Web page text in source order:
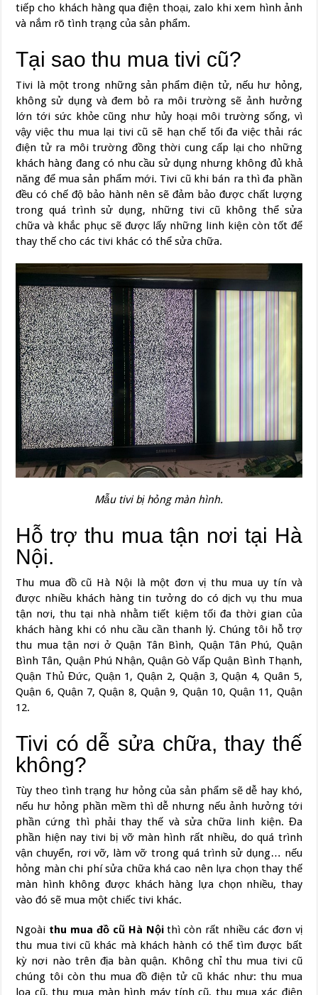
tiếp cho khách hàng qua điện thoại, zalo khi xem hình ảnh
và nắm rõ tình trạng của sản phẩm.
Tại sao thu mua tivi cũ?
Tivi là một trong những sản phẩm điện tử, nếu hư hỏng,
không sử dụng và đem bỏ ra môi trường sẽ ảnh hưởng
lớn tới sức khỏe cũng như hủy hoại môi trường sống, vì
vậy việc thu mua lại tivi cũ sẽ hạn chế tối đa việc thải rác
điện tử ra môi trường đồng thời cung cấp lại cho những
khách hàng đang có nhu cầu sử dụng nhưng không đủ khả
năng để mua sản phẩm mới. Tivi cũ khi bán ra thì đa phần
đều có chế độ bảo hành nên sẽ đảm bảo được chất lượng
trong quá trình sử dụng, những tivi cũ không thể sửa
chữa và khắc phục sẽ được lấy những linh kiện còn tốt để
thay thế cho các tivi khác có thể sửa chữa.
Mẫu tivi bị hỏng màn hình.
Hỗ trợ thu mua tận nơi tại Hà
Nội.
Thu mua đồ cũ Hà Nội là một đơn vị thu mua uy tín và
được nhiều khách hàng tin tưởng do có dịch vụ thu mua
tận nơi, thu tại nhà nhằm tiết kiệm tối đa thời gian của
khách hàng khi có nhu cầu cần thanh lý. Chúng tôi hỗ trợ
thu mua tận nơi ở Quận Tân Bình, Quận Tân Phú, Quận
Bình Tân, Quận Phú Nhận, Quận Gò Vấp Quận Bình Thạnh,
Quận Thủ Đức, Quận 1, Quận 2, Quận 3, Quận 4, Quân 5,
Quận 6, Quận 7, Quận 8, Quận 9, Quận 10, Quận 11, Quận
12.
Tivi có dễ sửa chữa, thay thế
không?
Tùy theo tình trạng hư hỏng của sản phẩm sẽ dễ hay khó,
nếu hư hỏng phần mềm thì dễ nhưng nếu ảnh hưởng tới
phần cứng thì phải thay thế và sửa chữa linh kiện. Đa
phần hiện nay tivi bị vỡ màn hình rất nhiều, do quá trình
vận chuyển, rơi vỡ, làm vỡ trong quá trình sử dụng… nếu
hỏng màn chi phí sửa chữa khá cao nên lựa chọn thay thế
màn hình không được khách hàng lựa chọn nhiều, thay
vào đó sẽ mua một chiếc tivi khác.
Ngoài thu mua đồ cũ Hà Nộithì còn rất nhiều các đơn vị
thu mua tivi cũ khác mà khách hành có thể tìm được bất
kỳ nơi nào trên địa bàn quận. Không chỉ thu mua tivi cũ
chúng tôi còn thu mua đồ điện tử cũ khác như: thu mua
loa cũ, thu mua màn hình máy tính cũ, thu mua xác điện